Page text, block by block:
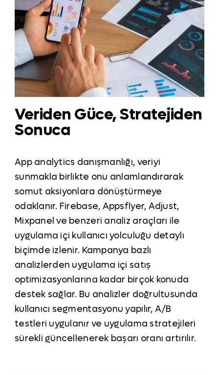
Veriden Güce, Stratejiden
Sonuca
App analytics danışmanlığı, veriyi
sunmakla birlikte onu anlamlandırarak
somut aksiyonlara dönüştürmeye
odaklanır. Firebase, Appsflyer, Adjust,
Mixpanel ve benzeri analiz araçları ile
uygulama içi kullanıcı yolculuğu detaylı
biçimde izlenir. Kampanya bazlı
analizlerden uygulama içi satış
optimizasyonlarına kadar birçok konuda
destek sağlar. Bu analizler doğrultusunda
kullanıcı segmentasyonu yapılır, A/B
testleri uygulanır ve uygulama stratejileri
sürekli güncellenerek başarı oranı artırılır.